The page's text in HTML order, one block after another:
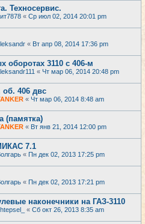
Техносервис.
« Ср июл 02, 2014 20:01 pm
« Вт апр 08, 2014 17:36 pm
оборотах 3110 с 406-м
« Чт мар 06, 2014 20:48 pm
406 двс
« Чт мар 06, 2014 8:48 am
(памятка)
« Вт янв 21, 2014 12:00 pm
7.1
« Пн дек 02, 2013 17:25 pm
« Пн дек 02, 2013 17:21 pm
наконечники на ГАЗ-3110
« Сб окт 26, 2013 8:35 am